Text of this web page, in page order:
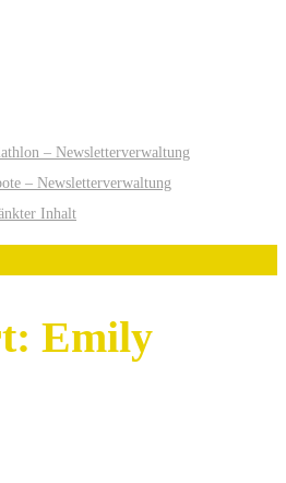
– Newsletterverwaltung
– Newsletterverwaltung
Inhalt
Emily